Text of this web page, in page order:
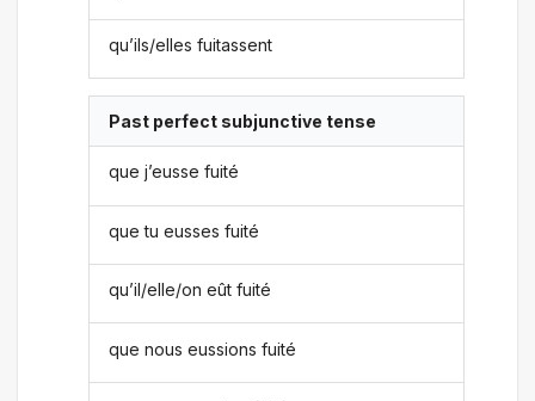
qu’ils/elles fuitassent
Past perfect subjunctive tense
que j’eusse fuité
que tu eusses fuité
qu’il/elle/on eût fuité
que nous eussions fuité